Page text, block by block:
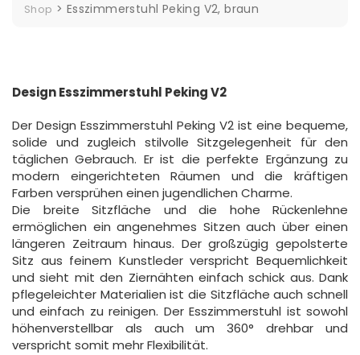
Shop > Esszimmerstuhl Peking V2, braun
Design Esszimmerstuhl Peking V2
Der Design Esszimmerstuhl Peking V2 ist eine bequeme,
solide und zugleich stilvolle Sitzgelegenheit für den
täglichen Gebrauch. Er ist die perfekte Ergänzung zu
modern eingerichteten Räumen und die kräftigen
Farben versprühen einen jugendlichen Charme.
Die breite Sitzfläche und die hohe Rückenlehne
ermöglichen ein angenehmes Sitzen auch über einen
längeren Zeitraum hinaus. Der großzügig gepolsterte
Sitz aus feinem Kunstleder verspricht Bequemlichkeit
und sieht mit den Ziernähten einfach schick aus. Dank
pflegeleichter Materialien ist die Sitzfläche auch schnell
und einfach zu reinigen. Der Esszimmerstuhl ist sowohl
höhenverstellbar als auch um 360° drehbar und
verspricht somit mehr Flexibilität.